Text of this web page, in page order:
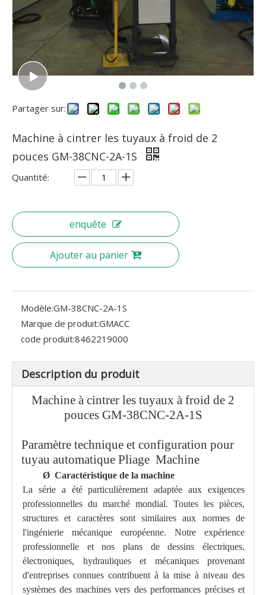
Partager sur:
Machine à cintrer les tuyaux à froid de 2
pouces GM-38CNC-2A-1S
Quantité:
enquête
Ajouter au panier
Modèle:GM-38CNC-2A-1S
Marque de produit:GMACC
code produit:8462219000
Description du produit
Machine à cintrer les tuyaux à froid de 2
pouces GM-38CNC-2A-1S
Paramètre technique et configuration pour
tuyau automatique Pliage Machine
Ø Caractéristique de la machine
La série a été particulièrement adaptée aux exigences
professionnelles du marché mondial. Toutes les pièces,
structures et caractères sont similaires aux normes de
l'ingénierie mécanique européenne. Notre expérience
professionnelle et nos plans de dessins électriques,
électroniques, hydrauliques et mécaniques provenant
d'entreprises connues contribuent à la mise à niveau des
systèmes des machines vers des performances précises et